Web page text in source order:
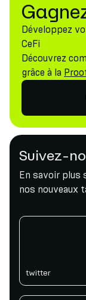
Développez
CeFi
Découvrez
grâce à la
Suivez-
En savoir plus
nos nouveaux
twitter